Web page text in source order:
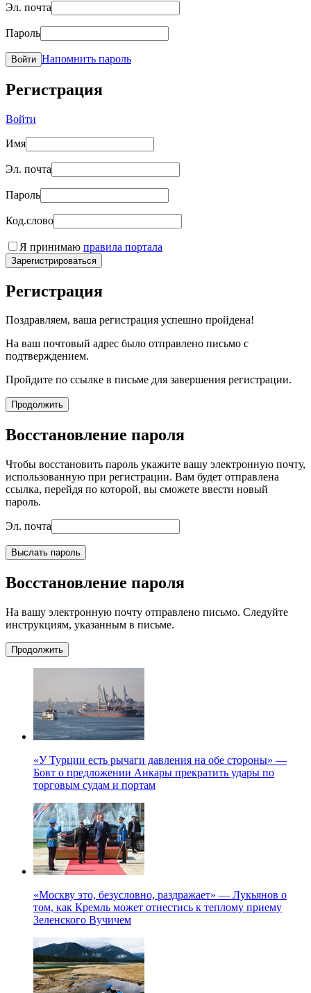
Эл. почта
Пароль
Войти Напомнить пароль
Регистрация
Войти
Имя
Эл. почта
Пароль
Код.слово
Я принимаю правила портала
Зарегистрироваться
Регистрация
Поздравляем, ваша регистрация успешно пройдена!
На ваш почтовый адрес было отправлено письмо с
подтверждением.
Пройдите по ссылке в письме для завершения регистрации.
Продолжить
Восстановление пароля
Чтобы восстановить пароль укажите вашу электронную почту,
использованную при регистрации. Вам будет отправлена
ссылка, перейдя по которой, вы сможете ввести новый
пароль.
Эл. почта
Выслать пароль
Восстановление пароля
На вашу электронную почту отправлено письмо. Следуйте
инструкциям, указанным в письме.
Продолжить
«У Турции есть рычаги давления на обе стороны» —
Бовт о предложении Анкары прекратить удары по
торговым судам и портам
«Москву это, безусловно, раздражает» — Лукьянов о
том, как Кремль может отнестись к теплому приему
Зеленского Вучичем